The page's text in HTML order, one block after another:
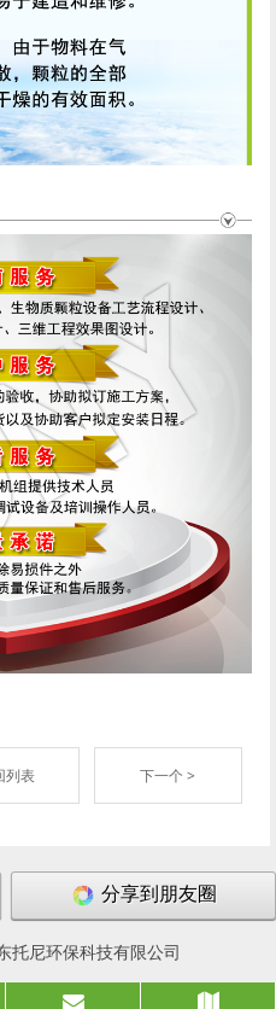
列表 下一个 >
分享到朋友圈
尼环保科技有限公司